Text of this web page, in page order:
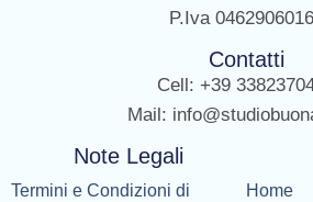
P.Iva
Contatti
Cell: +39
Mail:
Note Legali
Termini e Condizioni di
Home